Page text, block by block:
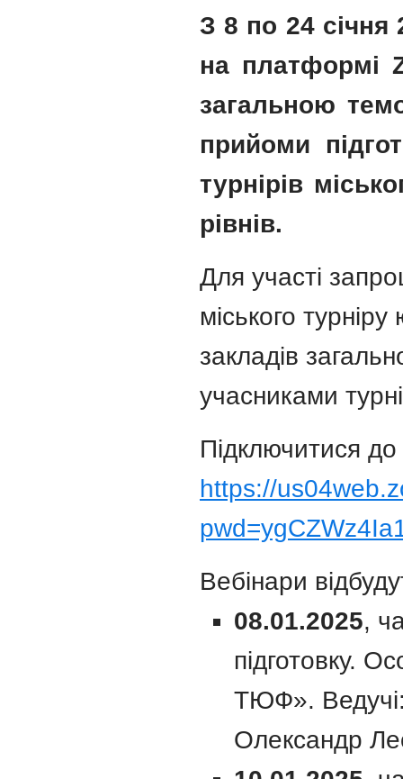
З 8 по 24 січня
на платформі
загальною
прийоми
турнірів
рівнів.
Для участі
міського
закладів
учасниками
Підключитися
https://
Вебінари
08.01.2025,
підготовку.
ТЮФ».
Олександр